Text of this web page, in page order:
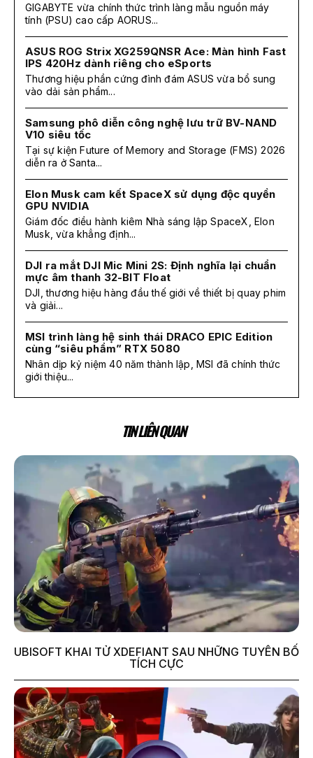
GIGABYTE vừa chính thức trình làng mẫu nguồn máy
tính (PSU) cao cấp AORUS...
ASUS ROG Strix XG259QNSR Ace: Màn hình Fast
IPS 420Hz dành riêng cho eSports
Thương hiệu phần cứng đình đám ASUS vừa bổ sung
vào dải sản phẩm...
Samsung phô diễn công nghệ lưu trữ BV-NAND
V10 siêu tốc
Tại sự kiện Future of Memory and Storage (FMS) 2026
diễn ra ở Santa...
Elon Musk cam kết SpaceX sử dụng độc quyền
GPU NVIDIA
Giám đốc điều hành kiêm Nhà sáng lập SpaceX, Elon
Musk, vừa khẳng định...
DJI ra mắt DJI Mic Mini 2S: Định nghĩa lại chuẩn
mực âm thanh 32-BIT Float
DJI, thương hiệu hàng đầu thế giới về thiết bị quay phim
và giải...
MSI trình làng hệ sinh thái DRACO EPIC Edition
cùng “siêu phẩm” RTX 5080
Nhân dịp kỷ niệm 40 năm thành lập, MSI đã chính thức
giới thiệu...
TIN LIÊN QUAN
UBISOFT KHAI TỬ XDEFIANT SAU NHỮNG TUYÊN BỐ
TÍCH CỰC